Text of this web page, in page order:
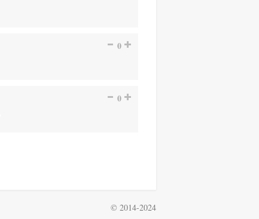
0
0
© 2014-2024